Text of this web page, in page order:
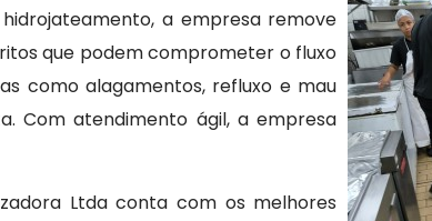
a empresa remove
que podem comprometer o fluxo
como alagamentos, refluxo e mau
Com atendimento ágil, a empresa
Ltda conta com os melhores